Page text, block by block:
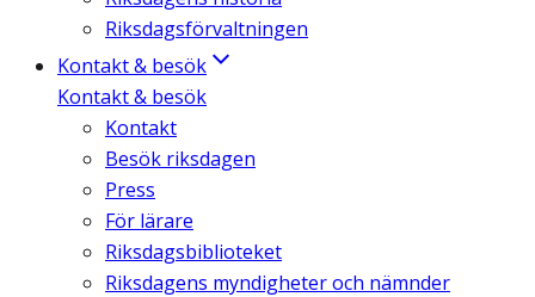
Riksdagsförvaltningen
Kontakt & besök
Kontakt & besök
Kontakt
Besök riksdagen
Press
För lärare
Riksdagsbiblioteket
Riksdagens myndigheter och nämnder